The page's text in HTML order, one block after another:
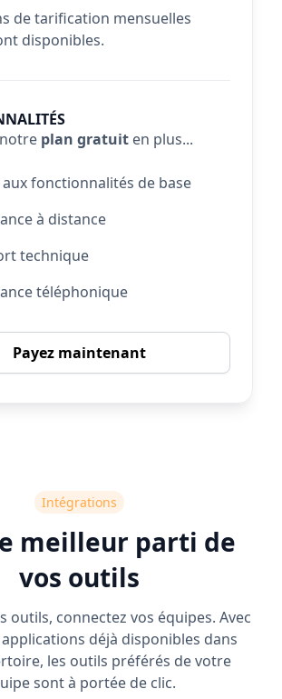
de tarification mensuelles
disponibles.
plan gratuit en plus...
aux fonctionnalités de base
à distance
technique
téléphonique
Payez maintenant
Intégrations
meilleur parti de
vos outils
outils, connectez vos équipes. Avec
déjà disponibles dans
les outils préférés de votre
sont à portée de clic.